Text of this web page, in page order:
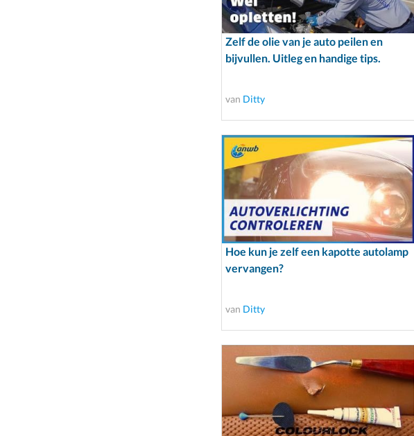
Zelf de olie van je auto peilen en
bijvullen. Uitleg en handige tips.
van Ditty
Hoe kun je zelf een kapotte autolamp
vervangen?
van Ditty